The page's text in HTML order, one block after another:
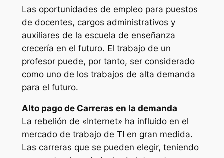
Las oportunidades de empleo para puestos
de docentes, cargos administrativos y
auxiliares de la escuela de enseñanza
crecería en el futuro. El trabajo de un
profesor puede, por tanto, ser considerado
como uno de los trabajos de alta demanda
para el futuro.
Alto pago de Carreras en la demanda
La rebelión de «Internet» ha influido en el
mercado de trabajo de TI en gran medida.
Las carreras que se pueden elegir, teniendo